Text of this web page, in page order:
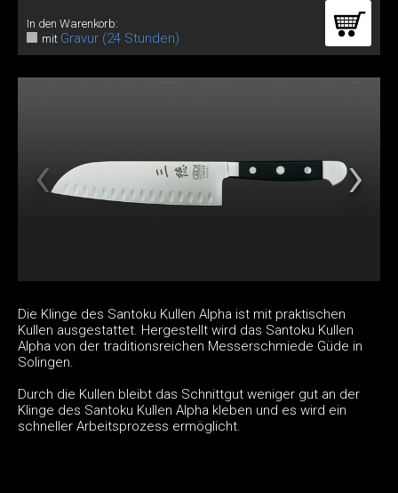
In den Warenkorb:
mit Gravur (24 Stunden)
Die Klinge des Santoku Kullen Alpha ist mit praktischen
Kullen ausgestattet. Hergestellt wird das Santoku Kullen
Alpha von der traditionsreichen Messerschmiede Güde in
Solingen.
Durch die Kullen bleibt das Schnittgut weniger gut an der
Klinge des Santoku Kullen Alpha kleben und es wird ein
schneller Arbeitsprozess ermöglicht.